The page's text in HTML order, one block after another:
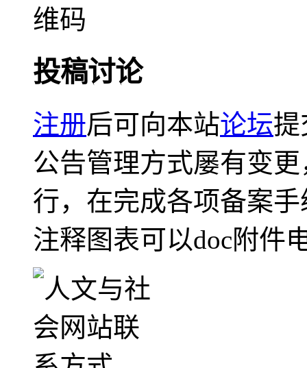
投稿讨论
注册后可向本站论坛提
公告管理方式屡有变
行，在完成各项备案
注释图表可以doc附件